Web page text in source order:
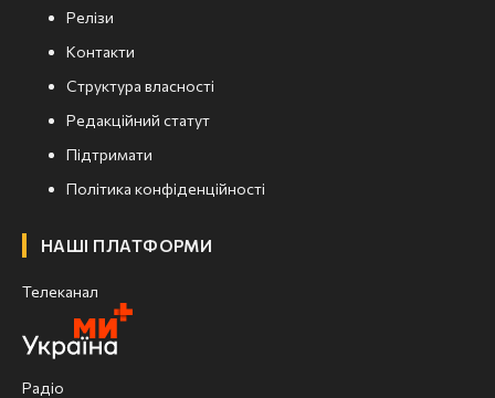
Релізи
Контакти
Структура власності
Редакційний статут
Підтримати
Політика конфіденційності
НАШІ ПЛАТФОРМИ
Телеканал
Радіо